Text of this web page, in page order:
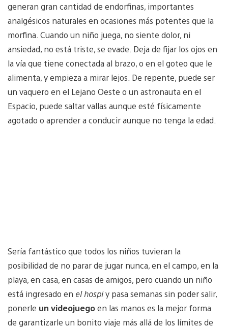
generan gran cantidad de endorfinas, importantes
analgésicos naturales en ocasiones más potentes que la
morfina. Cuando un niño juega, no siente dolor, ni
ansiedad, no está triste, se evade. Deja de fijar los ojos en
la vía que tiene conectada al brazo, o en el goteo que le
alimenta, y empieza a mirar lejos. De repente, puede ser
un vaquero en el Lejano Oeste o un astronauta en el
Espacio, puede saltar vallas aunque esté físicamente
agotado o aprender a conducir aunque no tenga la edad.
Sería fantástico que todos los niños tuvieran la
posibilidad de no parar de jugar nunca, en el campo, en la
playa, en casa, en casas de amigos, pero cuando un niño
está ingresado en el hospiy pasa semanas sin poder salir,
ponerle un videojuegoen las manos es la mejor forma
de garantizarle un bonito viaje más allá de los límites de